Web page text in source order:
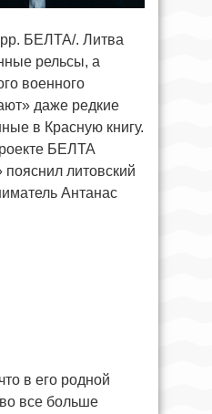
БЕЛТА/. Литва
рельсы, а
военного
даже редкие
в Красную книгу.
БЕЛТА
литовский
Антанас
в его родной
все больше